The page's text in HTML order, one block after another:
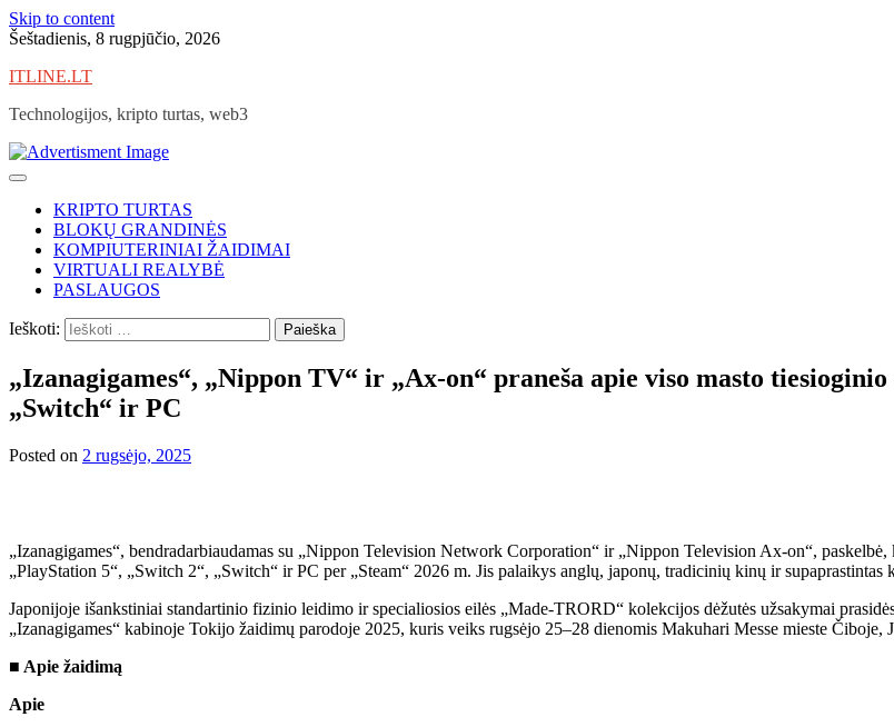
Skip to content
Šeštadienis, 8 rugpjūčio, 2026
ITLINE.LT
Technologijos, kripto turtas, web3
KRIPTO TURTAS
BLOKŲ GRANDINĖS
KOMPIUTERINIAI ŽAIDIMAI
VIRTUALI REALYBĖ
PASLAUGOS
Ieškoti:
„Izanagigames“, „Nippon TV“ ir „Ax-on“ praneša apie viso masto
„Switch“ ir PC
Posted on 2 rugsėjo, 2025
„Izanagigames“, bendradarbiaudamas su „Nippon Television Network Corporation“ ir „Nippon Television Ax-on“, paskelbė,
„PlayStation 5“, „Switch 2“, „Switch“ ir PC per „Steam“ 2026 m. Jis palaikys anglų, japonų, tradicinių kinų ir supaprastintas
Japonijoje išankstiniai standartinio fizinio leidimo ir specialiosios eilės „Made-TRORD“ kolekcijos dėžutės užsakymai
„Izanagigames“ kabinoje Tokijo žaidimų parodoje 2025, kuris veiks rugsėjo 25–28 dienomis Makuhari Messe mieste Čiboje,
■ Apie žaidimą
Apie